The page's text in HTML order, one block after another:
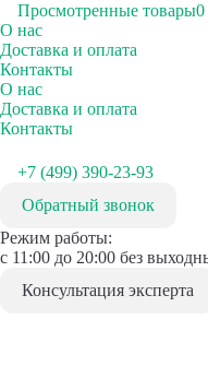
Просмотренные товары0
О нас
Доставка и оплата
Контакты
О нас
Доставка и оплата
Контакты
+7 (499) 390-23-93
Обратный звонок
Режим работы:
с 11:00 до 20:00 без
Консультация эксперта